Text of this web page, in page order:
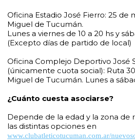
Oficina Estadio José Fierro: 25 de
Miguel de Tucumán.
Lunes a viernes de 10 a 20 hs y
(Excepto días de partido de local)
Oficina Complejo Deportivo José
(únicamente cuota social): Ruta
Miguel de Tucumán. Lunes a
¿Cuánto cuesta asociarse?
Depende de la edad y la zona de
las distintas opciones en
www.clubatleticotucuman.com.ar/